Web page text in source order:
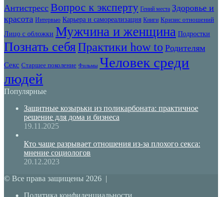
Антистресс Вопрос к эксперту Гений места Здоровье и
красота Интервью Карьера и самореализация Книги Кризис отношений
Лицо с обложки Мужчина и женщина Подростки
Познать себяПрактики how to Родителям
Секс Старшее поколение Фильмы Человек среди
людей
Популярные
Защитные козырьки из поликарбоната: практичное
решение для дома и бизнеса
19.11.2025
Кто чаще разрывает отношения из-за плохого секса:
мнение социологов
20.12.2023
© Все права защищены 2026 |
Политика конфиденциальности